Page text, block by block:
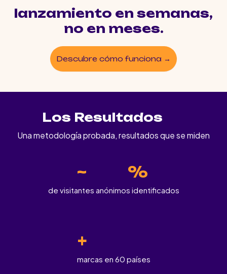
lanzamiento en semanas,
no en meses.
Descubre cómo funciona →
Los Resultados
Una metodología probada, resultados que se miden
~ %
de visitantes anónimos identificados
+
marcas en 60 países